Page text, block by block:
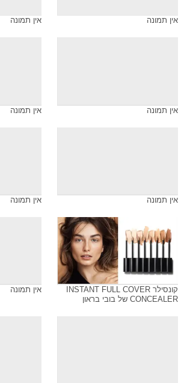
אין תמונה אין תמונה
אין תמונה אין תמונה
אין תמונה אין תמונה
קונסילר INSTANT FULL COVER
CONCEALER של בובי בראון
אין תמונה